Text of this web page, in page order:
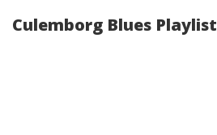
Culemborg Blues Playlist